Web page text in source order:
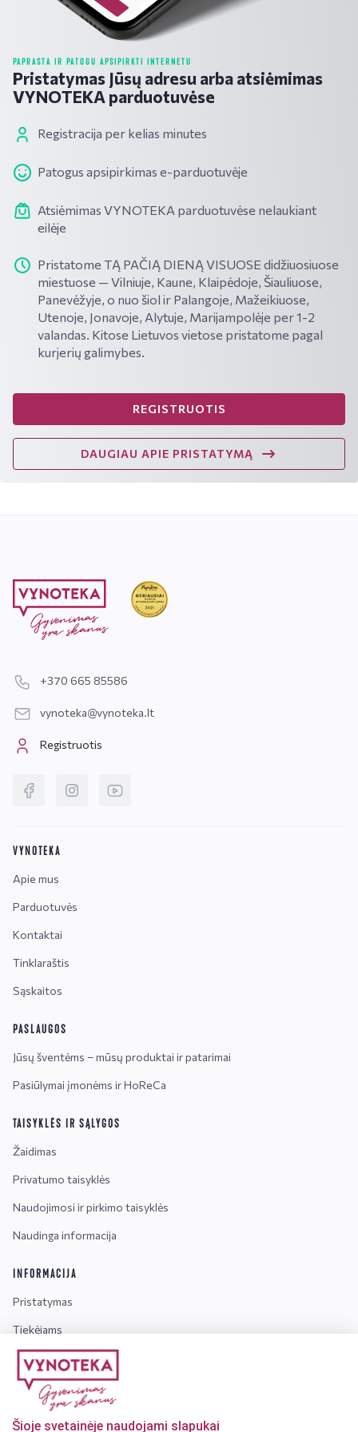
Šioje svetainėje naudojami slapukai
PAPRASTA IR PATOGU APSIPIRKTI INTERNETU
Pristatymas Jūsų adresu arba atsiėmimas
VYNOTEKA parduotuvėse
Registracija per kelias minutes
Patogus apsipirkimas e-parduotuvėje
Atsiėmimas VYNOTEKA parduotuvėse nelaukiant
eilėje
Pristatome TĄ PAČIĄ DIENĄ VISUOSE didžiuosiuose
miestuose — Vilniuje, Kaune, Klaipėdoje, Šiauliuose,
Panevėžyje, o nuo šiol ir Palangoje, Mažeikiuose,
Utenoje, Jonavoje, Alytuje, Marijampolėje per 1-2
valandas. Kitose Lietuvos vietose pristatome pagal
kurjerių galimybes.
REGISTRUOTIS
DAUGIAU APIE PRISTATYMĄ
+370 665 85586
vynoteka@vynoteka.lt
Registruotis
VYNOTEKA
Apie mus
Parduotuvės
Kontaktai
Tinklaraštis
Sąskaitos
PASLAUGOS
Jūsų šventėms – mūsų produktai ir patarimai
Pasiūlymai įmonėms ir HoReCa
TAISYKLĖS IR SĄLYGOS
Žaidimas
Privatumo taisyklės
Naudojimosi ir pirkimo taisyklės
Naudinga informacija
INFORMACIJA
Pristatymas
Tiekėjams
Karjera
Dažniausiai užduodami klausimai